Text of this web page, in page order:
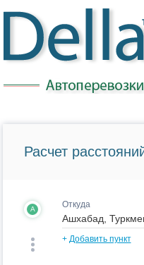
Расчет
A Откуда
+ Добавить пункт